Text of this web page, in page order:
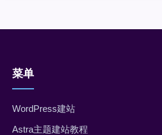
菜单
WordPress建站
Astra主题建站教程